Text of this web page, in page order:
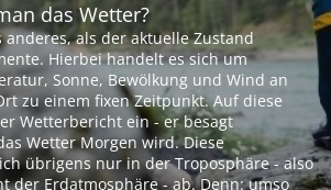
das Wetter?
anderes, als der aktuelle Zustand
Hierbei handelt es sich um
Sonne, Bewölkung und Wind an
zu einem fixen Zeitpunkt. Auf diese
Wetterbericht ein - er besagt
Wetter Morgen wird. Diese
übrigens nur in der Troposphäre - also
der Erdatmosphäre - ab. Denn: umso